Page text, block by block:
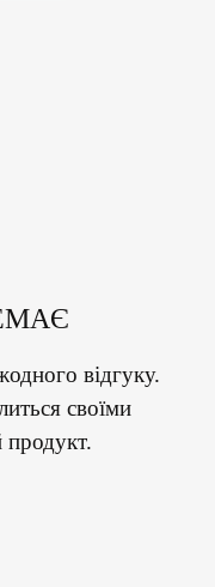
відгуку.
своїми